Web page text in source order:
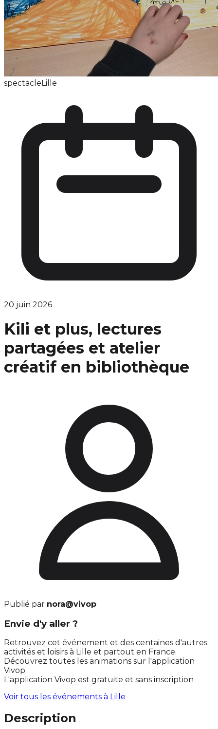
spectacleLille
20 juin 2026
Kili et plus, lectures
partagées et atelier
créatif en bibliothèque
Publié par nora@vivop
Envie d'y aller ?
Retrouvez cet événement et des centaines d'autres
activités et loisirs à Lille et partout en France.
Découvrez toutes les animations sur l'application
Vivop.
L'application Vivop est gratuite et sans inscription
Voir tous les événements à Lille
Description